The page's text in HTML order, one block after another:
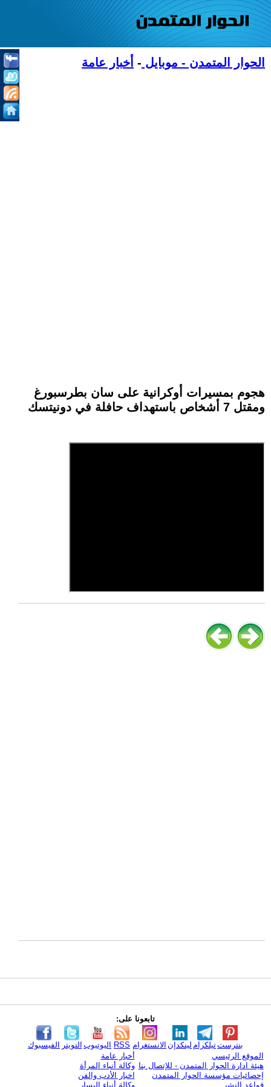
الحوار المتمدن - موبايل - أخبار عامة
هجوم بمسيرات أوكرانية على سان بطرسبورغ
ومقتل 7 أشخاص باستهداف حافلة في دونيتسك
تابعونا على:
الفيسبوك التويتر اليوتيوب RSS الانستغرام لينكدإن تيلكرامبنترست
الموقع الرئيسي
هيئة ادارة الحوار المتمدن - للإتصال بنا
إحصائيات مؤسسة الحوار المتمدن
قواعد النشر
أخبار عامة
وكالة أنباء المرأة
اخبار الأدب والفن
وكالة أنباء اليسار